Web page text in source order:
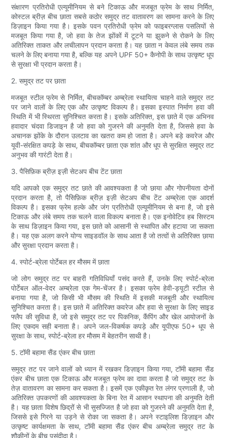
संक्षारण प्रतिरोधी एल्यूमीनियम से बने टिकाऊ और मजबूत फ्रेम के साथ निर्मित,
कोस्टल ब्रीज़ बीच छाता सबसे कठोर समुद्र तट वातावरण का सामना करने के लिए
डिज़ाइन किया गया है। इसके पवन प्रतिरोधी फ्रेम को फाइबरग्लास पसलियों से
मजबूत किया गया है, जो हवा के तेज झोंकों में टूटने या झुकने से रोकने के लिए
अतिरिक्त ताकत और लचीलापन प्रदान करता है। यह छाता न केवल लंबे समय तक
चलने के लिए बनाया गया है, बल्कि यह अपने UPF 50+ कैनोपी के साथ उत्कृष्ट धूप
से सुरक्षा भी प्रदान करता है।
2. समुद्र तट पर छाता
मजबूत स्टील फ्रेम से निर्मित, बीचकॉम्बर अम्ब्रेला स्थायित्व चाहने वाले समुद्र तट
पर जाने वालों के लिए एक और उत्कृष्ट विकल्प है। इसका इस्पात निर्माण हवा की
स्थिति में भी स्थिरता सुनिश्चित करता है। इसके अतिरिक्त, इस छाते में एक अभिनव
हवादार चंदवा डिजाइन है जो हवा को गुजरने की अनुमति देता है, जिससे हवा के
अचानक झोंके के दौरान उलटाव का खतरा कम हो जाता है। अपने बड़े कवरेज और
यूवी-संरक्षित कपड़े के साथ, बीचकॉम्बर छाता एक शांत और धूप से सुरक्षित समुद्र तट
अनुभव की गारंटी देता है।
3. पैसिफ़िक ब्रीज़ इज़ी सेटअप बीच टेंट छाता
यदि आपको एक समुद्र तट छाते की आवश्यकता है जो छाया और गोपनीयता दोनों
प्रदान करता है, तो पैसिफ़िक ब्रीज़ इज़ी सेटअप बीच टेंट अम्ब्रेला एक आदर्श
विकल्प है। इसका फ्रेम हल्के और जंग प्रतिरोधी एल्यूमीनियम से बना है, जो इसे
टिकाऊ और लंबे समय तक चलने वाला विकल्प बनाता है। एक इनोवेटिव हब सिस्टम
के साथ डिज़ाइन किया गया, इस छाते को आसानी से स्थापित और हटाया जा सकता
है। यह एक अलग करने योग्य साइडवॉल के साथ आता है जो तत्वों से अतिरिक्त छाया
और सुरक्षा प्रदान करता है।
4. स्पोर्ट-ब्रेला पोर्टेबल हर मौसम में छाता
जो लोग समुद्र तट पर बाहरी गतिविधियाँ पसंद करते हैं, उनके लिए स्पोर्ट-ब्रेला
पोर्टेबल ऑल-वेदर अम्ब्रेला एक गेम-चेंजर है। इसका फ्रेम हेवी-ड्यूटी स्टील से
बनाया गया है, जो किसी भी मौसम की स्थिति में इसकी मजबूती और स्थायित्व
सुनिश्चित करता है। इस छाते में अतिरिक्त कवरेज और हवा से सुरक्षा के लिए साइड
फ्लैप की सुविधा है, जो इसे समुद्र तट पर पिकनिक, कैंपिंग और खेल आयोजनों के
लिए एकदम सही बनाता है। अपने जल-विकर्षक कपड़े और यूपीएफ 50+ धूप से
सुरक्षा के साथ, स्पोर्ट-ब्रेला हर मौसम में बेहतरीन साथी है।
5. टॉमी बहामा सैंड एंकर बीच छाता
समुद्र तट पर जाने वालों को ध्यान में रखकर डिज़ाइन किया गया, टॉमी बहामा सैंड
एंकर बीच छाता एक टिकाऊ और मजबूत फ्रेम का दावा करता है जो समुद्र तट के
तेज़ वातावरण का सामना कर सकता है। इसमें एक एकीकृत रेत लंगर प्रणाली है, जो
अतिरिक्त उपकरणों की आवश्यकता के बिना रेत में आसान स्थापना की अनुमति देती
है। यह छाता विशेष छिद्रों से भी सुसज्जित है जो हवा को गुजरने की अनुमति देता है,
जिससे इसे गिरने या उड़ने से रोका जा सकता है। अपने स्टाइलिश डिज़ाइन और
उत्कृष्ट कार्यक्षमता के साथ, टॉमी बहामा सैंड एंकर बीच अम्ब्रेला समुद्र तट के
शौकीनों के बीच पसंदीदा है।